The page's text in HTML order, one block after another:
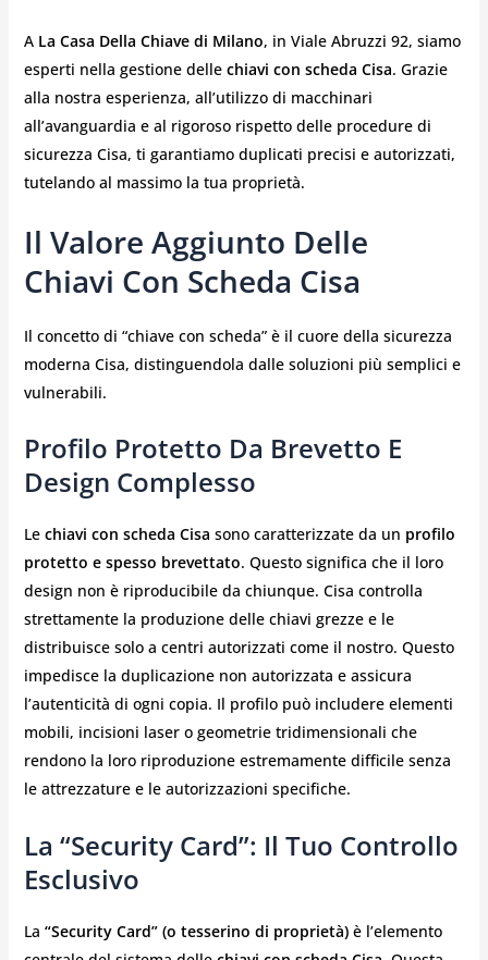
A La Casa Della Chiave di Milano, in Viale Abruzzi 92, siamo
esperti nella gestione delle chiavi con scheda Cisa. Grazie
alla nostra esperienza, all’utilizzo di macchinari
all’avanguardia e al rigoroso rispetto delle procedure di
sicurezza Cisa, ti garantiamo duplicati precisi e autorizzati,
tutelando al massimo la tua proprietà.
Il Valore Aggiunto Delle
Chiavi Con Scheda Cisa
Il concetto di “chiave con scheda” è il cuore della sicurezza
moderna Cisa, distinguendola dalle soluzioni più semplici e
vulnerabili.
Profilo Protetto Da Brevetto E
Design Complesso
Le chiavi con scheda Cisa sono caratterizzate da un profilo
protetto e spesso brevettato. Questo significa che il loro
design non è riproducibile da chiunque. Cisa controlla
strettamente la produzione delle chiavi grezze e le
distribuisce solo a centri autorizzati come il nostro. Questo
impedisce la duplicazione non autorizzata e assicura
l’autenticità di ogni copia. Il profilo può includere elementi
mobili, incisioni laser o geometrie tridimensionali che
rendono la loro riproduzione estremamente difficile senza
le attrezzature e le autorizzazioni specifiche.
La “Security Card”: Il Tuo Controllo
Esclusivo
La “Security Card” (o tesserino di proprietà)è l’elemento